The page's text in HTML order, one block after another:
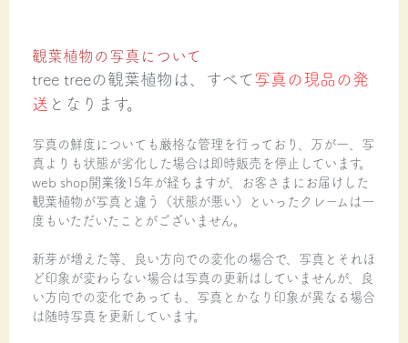
観葉植物の写真について
tree treeの観葉植物は、すべて写真の現品の発
送 となります。
写真の鮮度についても厳格な管理を行っており、万が一、写
真よりも状態が劣化した場合は即時販売を停止しています。
web shop開業後15年が経ちますが、お客さまにお届けした
観葉植物が写真と違う（状態が悪い）といったクレームは一
度もいただいたことがございません。
新芽が増えた等、良い方向での変化の場合で、写真とそれほ
ど印象が変わらない場合は写真の更新はしていませんが、良
い方向での変化であっても、写真とかなり印象が異なる場合
は随時写真を更新しています。